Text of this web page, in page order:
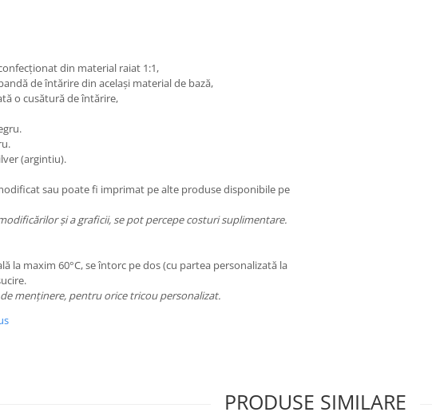
din material raiat 1:1,
de întărire din același material de bază,
o cusătură de întărire,
(argintiu).
sau poate fi imprimat pe alte produse disponibile pe
și a graficii, se pot percepe costuri suplimentare.
la maxim 60°C, se întorc pe dos (cu partea personalizată la
menținere, pentru orice tricou personalizat.
PRODUSE SIMILARE